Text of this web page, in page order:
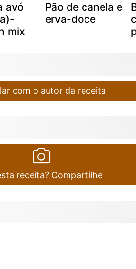
avó
mix
Pão de canela e
erva-doce
com o autor da receita
receita? Compartilhe